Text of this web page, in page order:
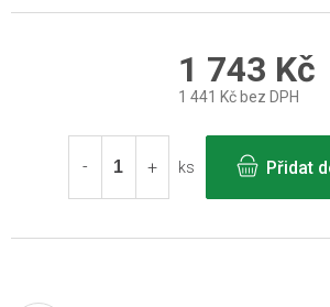
1 743 Kč
1 441 Kč bez DPH
cena:
ks
Přidat